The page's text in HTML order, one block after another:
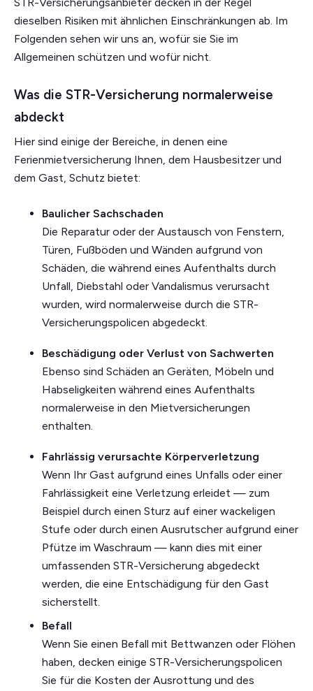
dieselben Risiken mit ähnlichen Einschränkungen ab. Im
Folgenden sehen wir uns an, wofür sie Sie im
Allgemeinen schützen und wofür nicht.
Was die STR-Versicherung normalerweise
abdeckt
Hier sind einige der Bereiche, in denen eine
Ferienmietversicherung Ihnen, dem Hausbesitzer und
dem Gast, Schutz bietet:
Baulicher Sachschaden
Die Reparatur oder der Austausch von Fenstern,
Türen, Fußböden und Wänden aufgrund von
Schäden, die während eines Aufenthalts durch
Unfall, Diebstahl oder Vandalismus verursacht
wurden, wird normalerweise durch die STR-
Versicherungspolicen abgedeckt.
Beschädigung oder Verlust von Sachwerten
Ebenso sind Schäden an Geräten, Möbeln und
Habseligkeiten während eines Aufenthalts
normalerweise in den Mietversicherungen
enthalten.
Fahrlässig verursachte Körperverletzung
Wenn Ihr Gast aufgrund eines Unfalls oder einer
Fahrlässigkeit eine Verletzung erleidet — zum
Beispiel durch einen Sturz auf einer wackeligen
Stufe oder durch einen Ausrutscher aufgrund einer
Pfütze im Waschraum — kann dies mit einer
umfassenden STR-Versicherung abgedeckt
werden, die eine Entschädigung für den Gast
sicherstellt.
Befall
Wenn Sie einen Befall mit Bettwanzen oder Flöhen
haben, decken einige STR-Versicherungspolicen
Sie für die Kosten der Ausrottung und des